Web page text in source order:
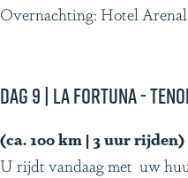
Overnachting: Hotel
Dag 9 | La Fortuna -
(ca. 100 km | 3 uur rijden)
U rijdt vandaag met uw